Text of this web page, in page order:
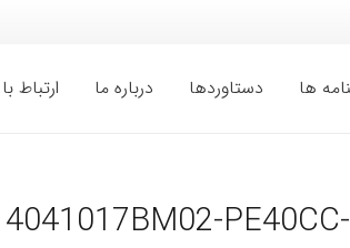
ها دستاوردها درباره ما ارتباط